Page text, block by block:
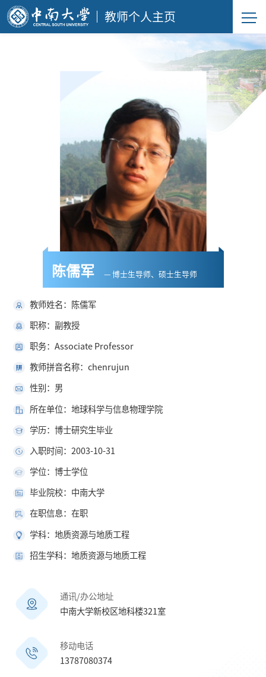
教师个人主页
陈儒军 — 博士生导师、硕士生导师
教师姓名：陈儒军
职称：副教授
职务：Associate Professor
教师拼音名称：chenrujun
性别：男
所在单位：地球科学与信息物理学院
学历：博士研究生毕业
入职时间：2003-10-31
学位：博士学位
毕业院校：中南大学
在职信息：在职
学科：地质资源与地质工程
招生学科：地质资源与地质工程
通讯/办公地址
中南大学新校区地科楼321室
移动电话
13787080374